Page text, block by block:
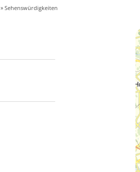
» Sehenswürdigkeiten